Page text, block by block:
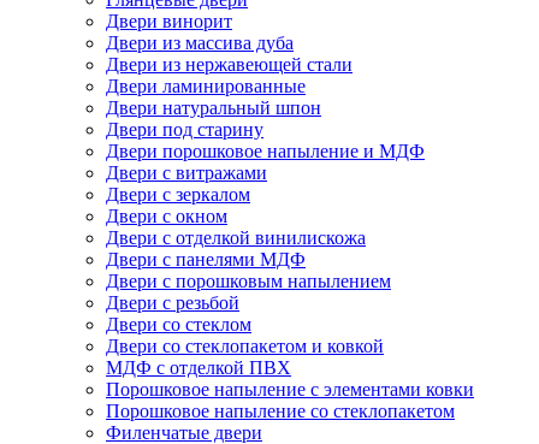
Двери винорит
Двери из массива дуба
Двери из нержавеющей стали
Двери ламинированные
Двери натуральный шпон
Двери под старину
Двери порошковое напыление и МДФ
Двери с витражами
Двери с зеркалом
Двери с окном
Двери с отделкой винилискожа
Двери с панелями МДФ
Двери с порошковым напылением
Двери с резьбой
Двери со стеклом
Двери со стеклопакетом и ковкой
МДФ с отделкой ПВХ
Порошковое напыление с элементами ковки
Порошковое напыление со стеклопакетом
Филенчатые двери